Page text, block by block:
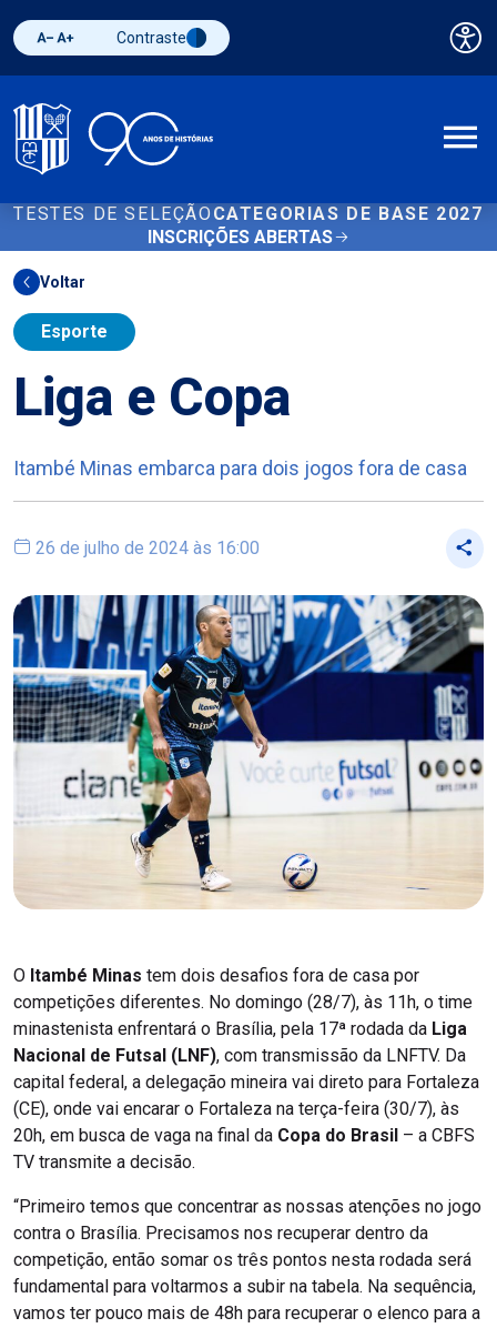
Diminuir fonte
Aumentar fonteAlternar contraste
Contraste
TESTES DE SELEÇÃO CATEGORIAS DE BASE 2027
INSCRIÇÕES ABERTAS
Voltar
Esporte
Liga e Copa
Itambé Minas embarca para dois jogos fora de casa
26 de julho de 2024 às 16:00
O Itambé Minas tem dois desafios fora de casa por
competições diferentes. No domingo (28/7), às 11h, o time
minastenista enfrentará o Brasília, pela 17ª rodada da Liga
Nacional de Futsal (LNF), com transmissão da LNFTV. Da
capital federal, a delegação mineira vai direto para Fortaleza
(CE), onde vai encarar o Fortaleza na terça-feira (30/7), às
20h, em busca de vaga na final da Copa do Brasil – a CBFS
TV transmite a decisão.
“Primeiro temos que concentrar as nossas atenções no jogo
contra o Brasília. Precisamos nos recuperar dentro da
competição, então somar os três pontos nesta rodada será
fundamental para voltarmos a subir na tabela. Na sequência,
vamos ter pouco mais de 48h para recuperar o elenco para a